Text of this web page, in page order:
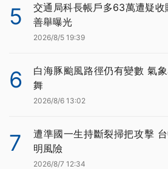
5
交通局科長帳戶多63萬遭疑
善舉曝光
2026/8/5 19:39
6
白海豚颱風路徑仍有變數 氣
舞
2026/8/6 13:02
7
遭準國一生持斷裂掃把攻擊
明風險
2026/8/7 12:34